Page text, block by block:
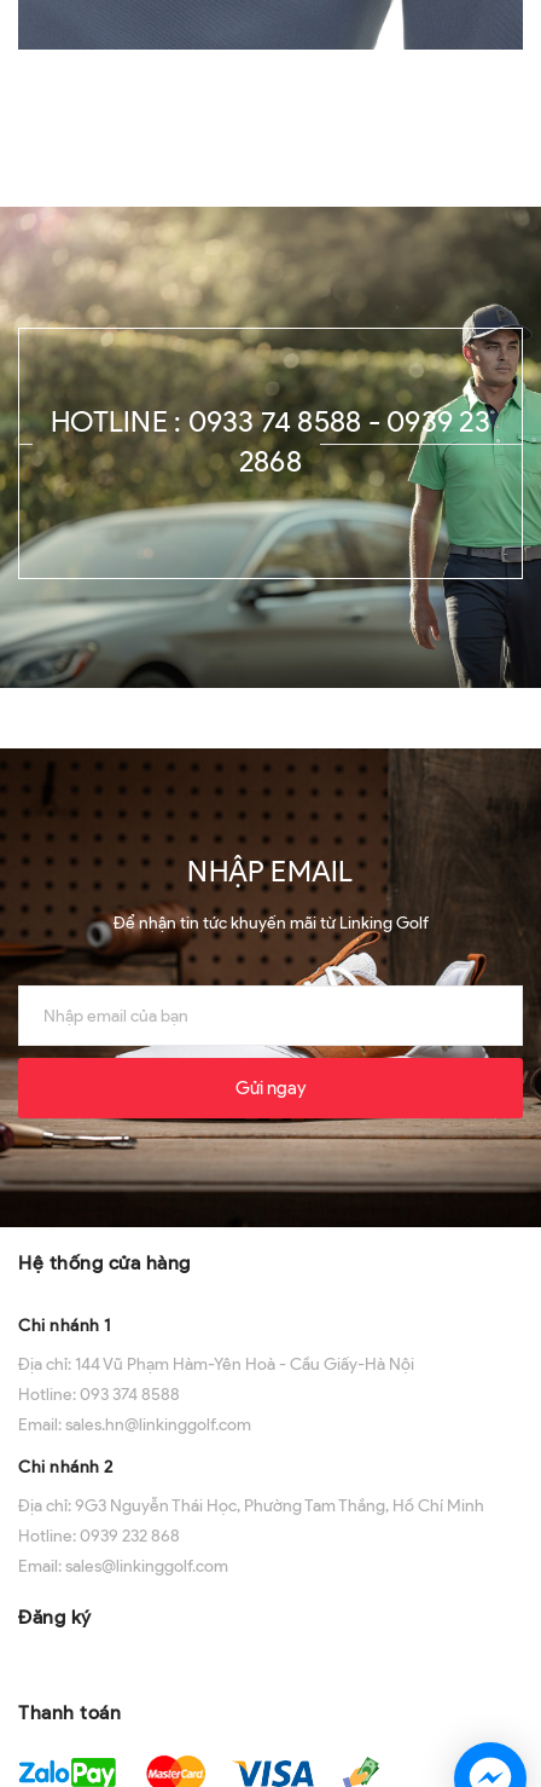
HOTLINE : 0933 74 8588 - 0939 23
2868
NHẬP EMAIL
Để nhận tin tức khuyến mãi từ Linking Golf
Gửi ngay
Hệ thống cửa hàng
Chi nhánh 1
Địa chỉ: 144 Vũ Phạm Hàm-Yên Hoà - Cầu Giấy-Hà Nội
Hotline:093 374 8588
Email:sales.hn@linkinggolf.com
Chi nhánh 2
Địa chỉ:9G3 Nguyễn Thái Học, Phường Tam Thắng, Hồ Chí Minh
Hotline:0939 232 868
Email:sales@linkinggolf.com
Đăng ký
Thanh toán